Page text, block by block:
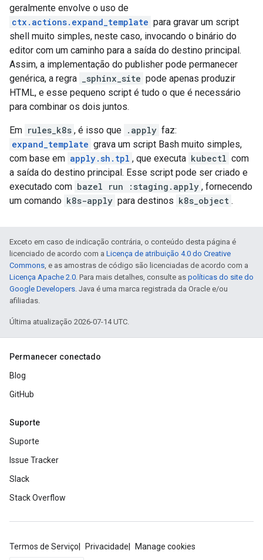
geralmente envolve o uso de
ctx.actions.expand_template para gravar um script
shell muito simples, neste caso, invocando o binário do
editor com um caminho para a saída do destino principal.
Assim, a implementação do publisher pode permanecer
genérica, a regra
_sphinx_site pode apenas produzir
HTML, e esse pequeno script é tudo o que é necessário
para combinar os dois juntos.
Em rules_k8s , é isso que .apply faz:
expand_template grava um script Bash muito simples,
com base em apply.sh.tpl , que executa kubectl com
a saída do destino principal. Esse script pode ser criado e
executado com bazel run :staging.apply , fornecendo
um comando k8s-apply para destinos k8s_object .
Exceto em caso de indicação contrária, o conteúdo desta página é
licenciado de acordo com a Licença de atribuição 4.0 do Creative
Commons, e as amostras de código são licenciadas de acordo com a
Licença Apache 2.0. Para mais detalhes, consulte as políticas do site do
Google Developers. Java é uma marca registrada da Oracle e/ou
afiliadas.
Última atualização 2026-07-14 UTC.
Permanecer conectado
Blog
GitHub
Suporte
Suporte
Issue Tracker
Slack
Stack Overflow
Termos de Serviço Privacidade Manage cookies